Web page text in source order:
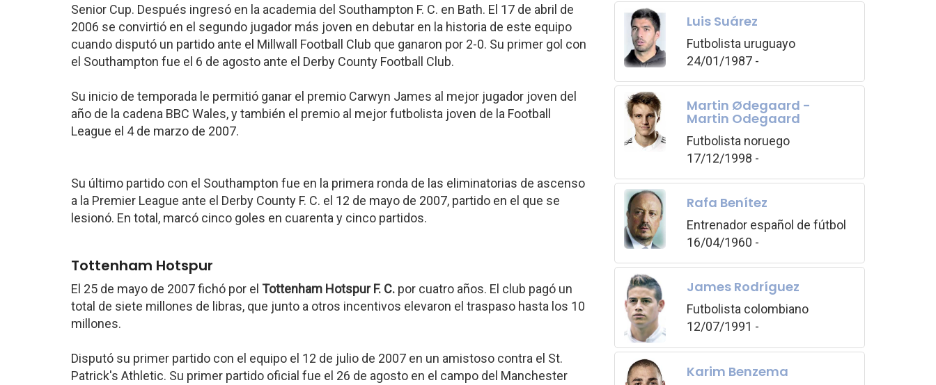
Senior Cup. Después ingresó en la academia del Southampton F. C. en Bath. El 17 de abril de
2006 se convirtió en el segundo jugador más joven en debutar en la historia de este equipo
cuando disputó un partido ante el Millwall Football Club que ganaron por 2-0. Su primer gol con
el Southampton fue el 6 de agosto ante el Derby County Football Club.
Su inicio de temporada le permitió ganar el premio Carwyn James al mejor jugador joven del
año de la cadena BBC Wales, y también el premio al mejor futbolista joven de la Football
League el 4 de marzo de 2007.
Su último partido con el Southampton fue en la primera ronda de las eliminatorias de ascenso
a la Premier League ante el Derby County F. C. el 12 de mayo de 2007, partido en el que se
lesionó. En total, marcó cinco goles en cuarenta y cinco partidos.
Tottenham Hotspur
El 25 de mayo de 2007 fichó por el Tottenham Hotspur F. C. por cuatro años. El club pagó un
total de siete millones de libras, que junto a otros incentivos elevaron el traspaso hasta los 10
millones.
Disputó su primer partido con el equipo el 12 de julio de 2007 en un amistoso contra el St.
Patrick's Athletic. Su primer partido oficial fue el 26 de agosto en el campo del Manchester
Luis Suárez
Futbolista uruguayo
24/01/1987 -
Martin Ødegaard -
Martin Odegaard
Futbolista noruego
17/12/1998 -
Rafa Benítez
Entrenador español de fútbol
16/04/1960 -
James Rodríguez
Futbolista colombiano
12/07/1991 -
Karim Benzema